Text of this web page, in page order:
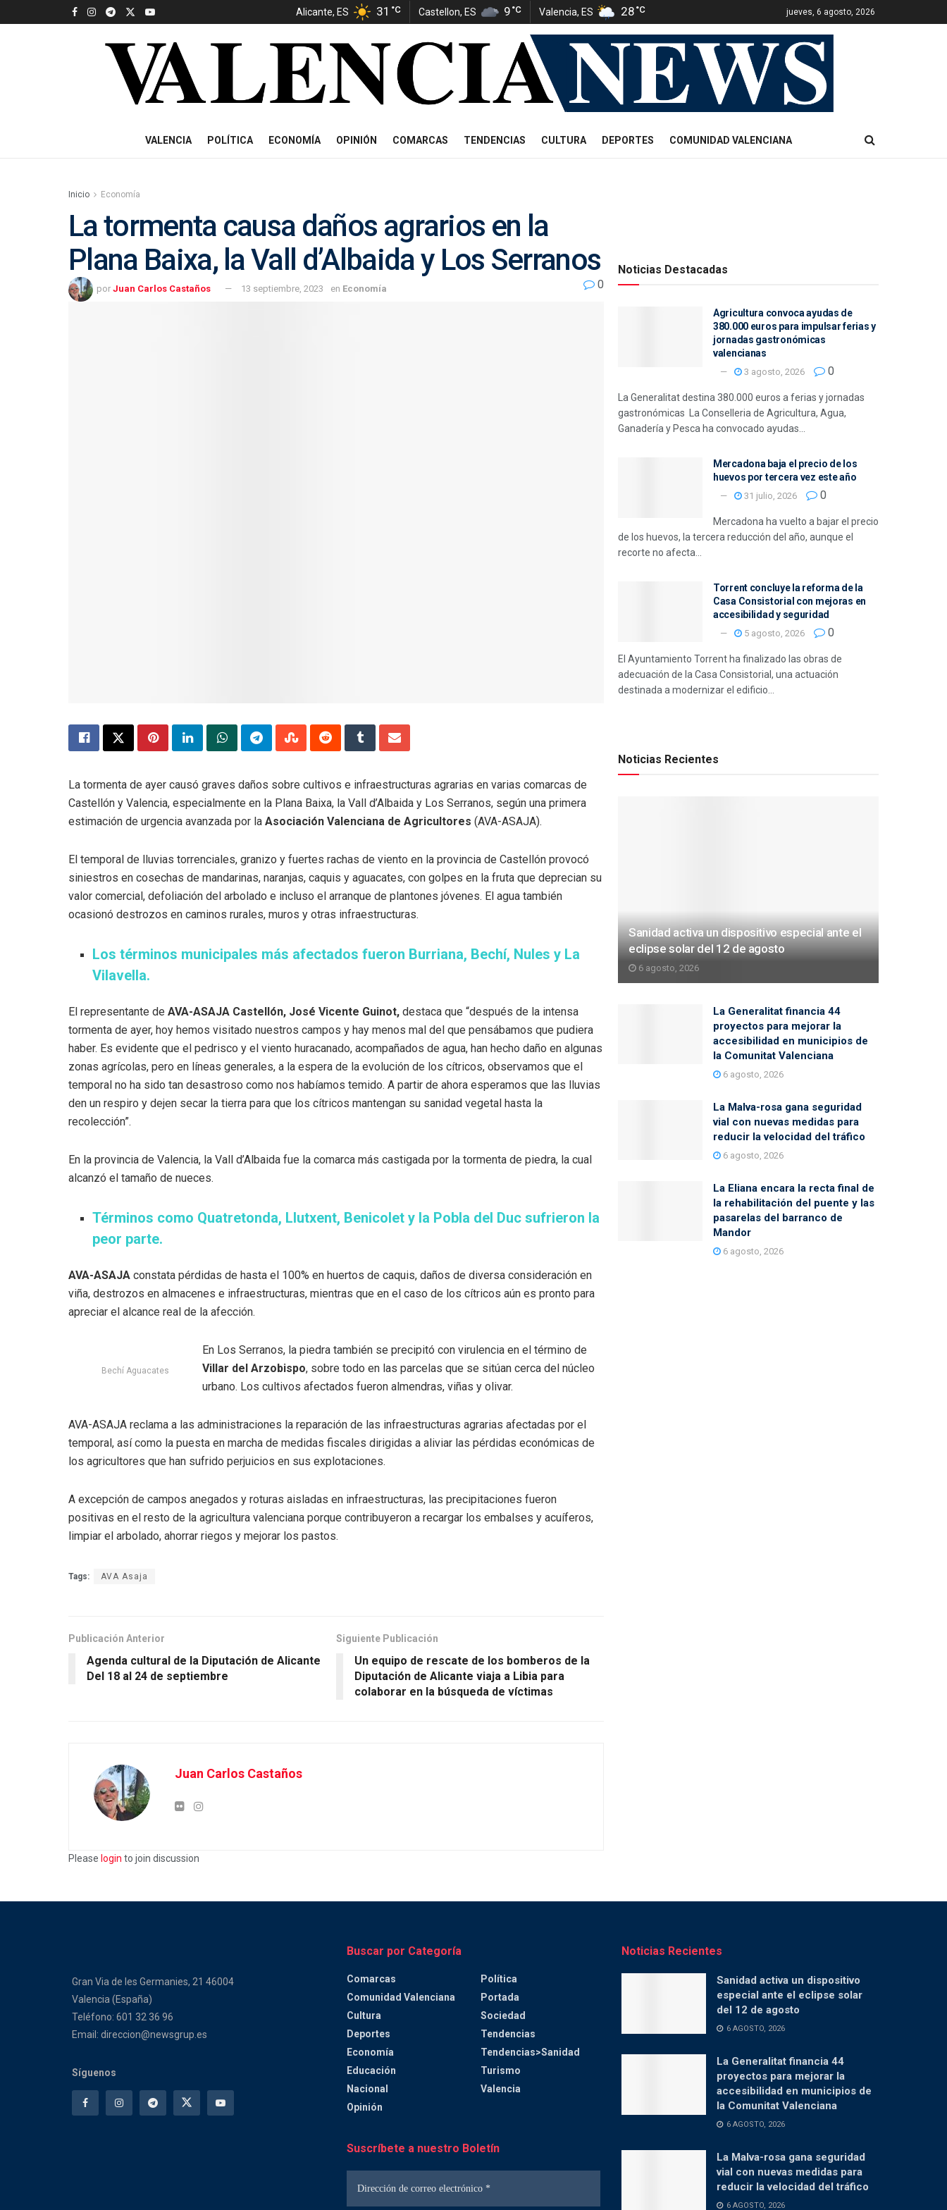
Alicante, ES 31 °C Castellon, ES 9 °C Valencia, ES 28 °C jueves, 6 agosto, 2026
VALENCIA POLÍTICA ECONOMÍA OPINIÓN COMARCAS TENDENCIAS CULTURA DEPORTES COMUNIDAD VALENCIANA
Inicio Economía
La tormenta causa daños agrarios en la
Plana Baixa, la Vall d’Albaida y Los Serranos
por Juan Carlos Castaños 13 septiembre, 2023 en Economía 0
La tormenta de ayer causó graves daños sobre cultivos e infraestructuras agrarias en varias comarcas de
Castellón y Valencia, especialmente en la Plana Baixa, la Vall d’Albaida y Los Serranos, según una primera
estimación de urgencia avanzada por la Asociación Valenciana de Agricultores (AVA-ASAJA).
El temporal de lluvias torrenciales, granizo y fuertes rachas de viento en la provincia de Castellón provocó
siniestros en cosechas de mandarinas, naranjas, caquis y aguacates, con golpes en la fruta que deprecian su
valor comercial, defoliación del arbolado e incluso el arranque de plantones jóvenes. El agua también
ocasionó destrozos en caminos rurales, muros y otras infraestructuras.
Los términos municipales más afectados fueron Burriana, Bechí, Nules y La
Vilavella.
El representante de AVA-ASAJA Castellón, José Vicente Guinot, destaca que “después de la intensa
tormenta de ayer, hoy hemos visitado nuestros campos y hay menos mal del que pensábamos que pudiera
haber. Es evidente que el pedrisco y el viento huracanado, acompañados de agua, han hecho daño en algunas
zonas agrícolas, pero en líneas generales, a la espera de la evolución de los cítricos, observamos que el
temporal no ha sido tan desastroso como nos habíamos temido. A partir de ahora esperamos que las lluvias
den un respiro y dejen secar la tierra para que los cítricos mantengan su sanidad vegetal hasta la
recolección”.
En la provincia de Valencia, la Vall d’Albaida fue la comarca más castigada por la tormenta de piedra, la cual
alcanzó el tamaño de nueces.
Términos como Quatretonda, Llutxent, Benicolet y la Pobla del Duc sufrieron la
peor parte.
AVA-ASAJA constata pérdidas de hasta el 100% en huertos de caquis, daños de diversa consideración en
viña, destrozos en almacenes e infraestructuras, mientras que en el caso de los cítricos aún es pronto para
apreciar el alcance real de la afección.
Bechí Aguacates
En Los Serranos, la piedra también se precipitó con virulencia en el término de
Villar del Arzobispo, sobre todo en las parcelas que se sitúan cerca del núcleo
urbano. Los cultivos afectados fueron almendras, viñas y olivar.
AVA-ASAJA reclama a las administraciones la reparación de las infraestructuras agrarias afectadas por el
temporal, así como la puesta en marcha de medidas fiscales dirigidas a aliviar las pérdidas económicas de
los agricultores que han sufrido perjuicios en sus explotaciones.
A excepción de campos anegados y roturas aisladas en infraestructuras, las precipitaciones fueron
positivas en el resto de la agricultura valenciana porque contribuyeron a recargar los embalses y acuíferos,
limpiar el arbolado, ahorrar riegos y mejorar los pastos.
Tags: AVA Asaja
Publicación Anterior
Agenda cultural de la Diputación de Alicante
Del 18 al 24 de septiembre
Siguiente Publicación
Un equipo de rescate de los bomberos de la
Diputación de Alicante viaja a Libia para
colaborar en la búsqueda de víctimas
Juan Carlos Castaños
Please login to join discussion
Noticias Destacadas
Agricultura convoca ayudas de
380.000 euros para impulsar ferias y
jornadas gastronómicas
valencianas
3 agosto, 2026 0
La Generalitat destina 380.000 euros a ferias y jornadas
gastronómicas La Conselleria de Agricultura, Agua,
Ganadería y Pesca ha convocado ayudas...
Mercadona baja el precio de los
huevos por tercera vez este año
31 julio, 2026 0
Mercadona ha vuelto a bajar el precio
de los huevos, la tercera reducción del año, aunque el
recorte no afecta...
Torrent concluye la reforma de la
Casa Consistorial con mejoras en
accesibilidad y seguridad
5 agosto, 2026 0
El Ayuntamiento Torrent ha finalizado las obras de
adecuación de la Casa Consistorial, una actuación
destinada a modernizar el edificio...
Noticias Recientes
Sanidad activa un dispositivo especial ante el
eclipse solar del 12 de agosto
6 agosto, 2026
La Generalitat financia 44
proyectos para mejorar la
accesibilidad en municipios de
la Comunitat Valenciana
6 agosto, 2026
La Malva-rosa gana seguridad
vial con nuevas medidas para
reducir la velocidad del tráfico
6 agosto, 2026
La Eliana encara la recta final de
la rehabilitación del puente y las
pasarelas del barranco de
Mandor
6 agosto, 2026
Gran Via de les Germanies, 21 46004
Valencia (España)
Teléfono: 601 32 36 96
Email: direccion@newsgrup.es
Síguenos
Buscar por Categoría
Comarcas
Comunidad Valenciana
Cultura
Deportes
Economía
Educación
Nacional
Opinión
Política
Portada
Sociedad
Tendencias
Tendencias>Sanidad
Turismo
Valencia
Suscríbete a nuestro Boletín
Noticias Recientes
Sanidad activa un dispositivo
especial ante el eclipse solar
del 12 de agosto
6 AGOSTO, 2026
La Generalitat financia 44
proyectos para mejorar la
accesibilidad en municipios de
la Comunitat Valenciana
6 AGOSTO, 2026
La Malva-rosa gana seguridad
vial con nuevas medidas para
reducir la velocidad del tráfico
6 AGOSTO, 2026